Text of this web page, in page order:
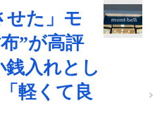
せた」モ
”が高評
入れとし
軽くて良